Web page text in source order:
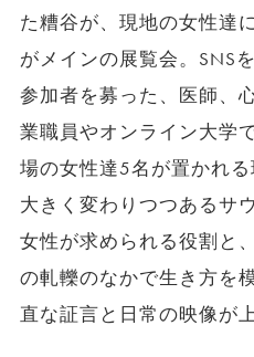
た糟谷が、 現地の女性達
がメインの展覧会。SNS
参加者を募った、医師、
業職員やオンライン大学
場の女性達5名が置かれ
大きく変わりつつあるサ
女性が求められる役割と
の軋轢のなかで生き方を
直な証言と日常の映像が